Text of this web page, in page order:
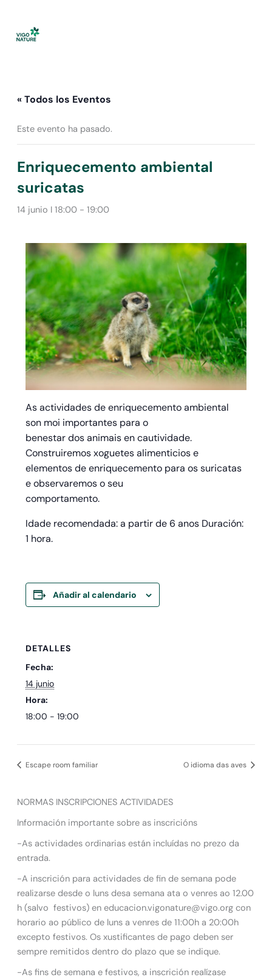
contenido
« Todos los Eventos
Este evento ha pasado.
Enriquecemento ambiental
suricatas
14 junio I 18:00- 19:00
As actividades de enriquecemento ambiental
son moi importantes para o
benestar dos animais en cautividade.
Construiremos xoguetes alimenticios e
elementos de enriquecemento para os suricatas
e observaremos o seu
comportamento.
Idade recomendada: a partir de 6 anos Duración:
1 hora.
Añadir al calendario
DETALLES
Fecha:
14 junio
Hora:
18:00 - 19:00
Escape room familiar O idioma das aves
NORMAS INSCRIPCIONES ACTIVIDADES
Información importante sobre as inscricións
-As actividades ordinarias están incluídas no prezo da
entrada.
-A inscrición para actividades de fin de semana pode
realizarse desde o luns desa semana ata o venres ao 12.00
h (salvo festivos) en educacion.vigonature@vigo.org con
horario ao público de luns a venres de 11:00h a 20:00h
excepto festivos. Os xustificantes de pago deben ser
sempre remitidos dentro do plazo que se indique.
-As fins de semana e festivos, a inscrición realízase